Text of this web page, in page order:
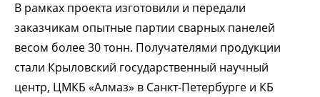
В рамках проекта изготовили и передали
заказчикам опытные партии сварных панелей
весом более 30 тонн. Получателями продукции
стали Крыловский государственный научный
центр, ЦМКБ «Алмаз» в Санкт-Петербурге и КБ